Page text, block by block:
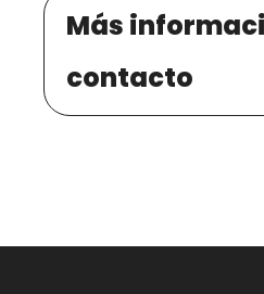
Más
contacto